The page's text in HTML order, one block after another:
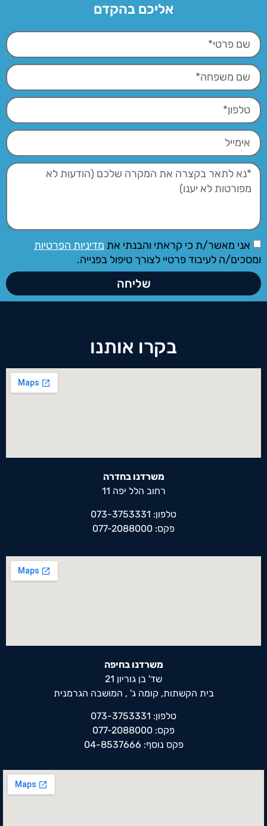
אליכם בהקדם
אני מאשר/ת כי קראתי והבנתי את מדיניות הפרטיות
ומסכים/ה לעיבוד פרטיי לצורך טיפול בפנייה.
שליחה
בקרו אותנו
משרדנו בחדרה
רחוב הלל יפה 11
טלפון: 073-3753331
פקס: 077-2088000
משרדנו בחיפה
שד' בן גוריון 21
בית הקשתות, קומה ג' , המושבה הגרמנית
טלפון: 073-3753331
פקס: 077-2088000
פקס נוסף: 04-8537666